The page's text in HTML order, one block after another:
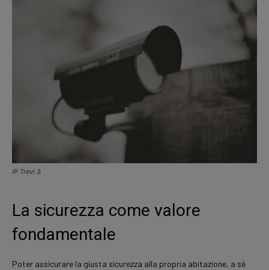
IP Trevi 3
La sicurezza come valore
fondamentale
Poter assicurare la giusta sicurezza alla propria abitazione, a sè